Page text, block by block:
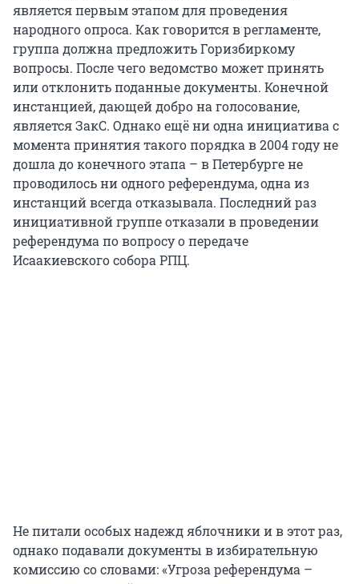
является первым этапом для проведения
народного опроса. Как говорится в регламенте,
группа должна предложить Горизбиркому
вопросы. После чего ведомство может принять
или отклонить поданные документы. Конечной
инстанцией, дающей добро на голосование,
является ЗакС. Однако ещё ни одна инициатива с
момента принятия такого порядка в 2004 году не
дошла до конечного этапа – в Петербурге не
проводилось ни одного референдума, одна из
инстанций всегда отказывала. Последний раз
инициативной группе отказали в проведении
референдума по вопросу о передаче
Исаакиевского собора РПЦ.
Не питали особых надежд яблочники и в этот раз,
однако подавали документы в избирательную
комиссию со словами: «Угроза референдума –